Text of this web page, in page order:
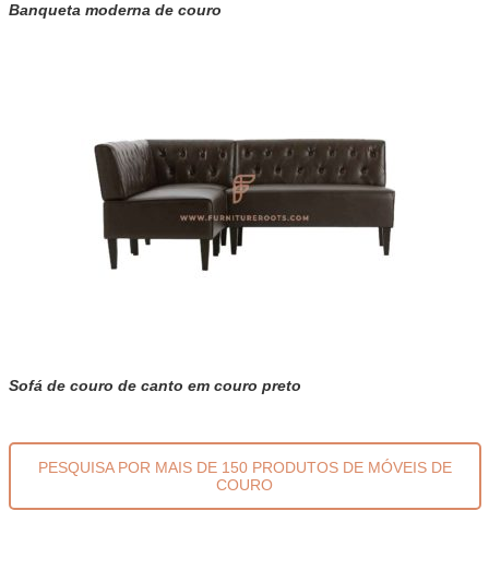
Banqueta moderna de couro
Sofá de couro de canto em couro preto
PESQUISA POR MAIS DE 150 PRODUTOS DE MÓVEIS DE
COURO